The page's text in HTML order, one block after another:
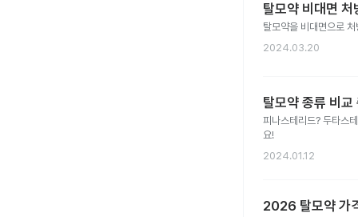
탈모약 비대면
탈모약을 비대면으로
2024.03.20
탈모약 종류 비교
피나스테리드? 두타스
요!
2024.01.12
2026 탈모약 가